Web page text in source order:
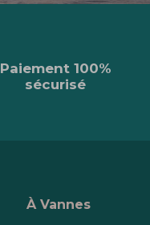
Paiement 100%
sécurisé
À Vannes